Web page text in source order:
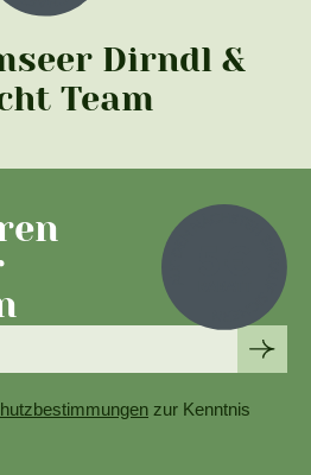
Dirndl &
Team
zur Kenntnis